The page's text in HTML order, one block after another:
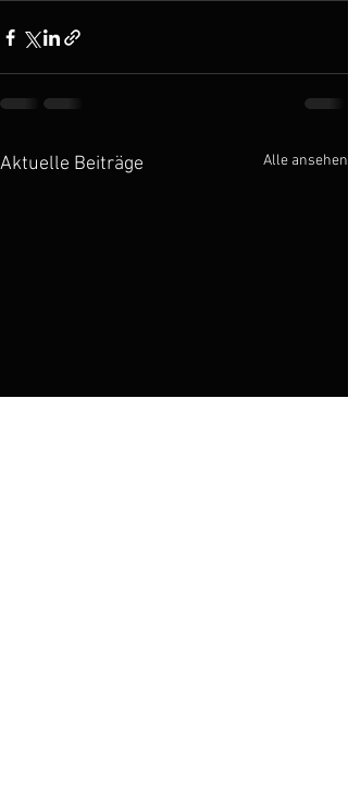
Aktuelle Beiträge Alle ansehen